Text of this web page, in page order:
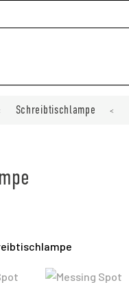
Schreibtischlampe <